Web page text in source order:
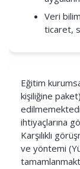
Veri
ticaret,
Eğitim
kişiliğine
ihtiyaçlarına
Karşılıklı
ve yöntemi